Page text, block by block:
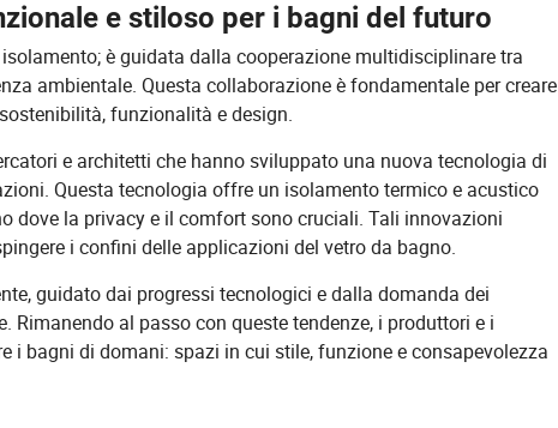
e stiloso per i bagni del futuro
è guidata dalla cooperazione multidisciplinare tra
ambientale. Questa collaborazione è fondamentale per creare
funzionalità e design.
e architetti che hanno sviluppato una nuova tecnologia di
Questa tecnologia offre un isolamento termico e acustico
dove la privacy e il comfort sono cruciali. Tali innovazioni
i confini delle applicazioni del vetro da bagno.
guidato dai progressi tecnologici e dalla domanda dei
al passo con queste tendenze, i produttori e i
i bagni di domani: spazi in cui stile, funzione e consapevolezza